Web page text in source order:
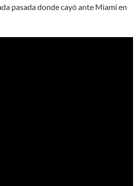
pasada donde cayó ante Miami en